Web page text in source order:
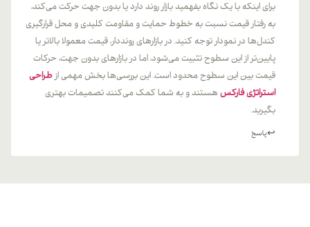
برای اینکه با یک نگاه بفهمید بازار روند دارد یا بدون جهت حرکت می‌کند،
به رفتار قیمت نسبت به خطوط حمایت و مقاومت کلیدی و محل قرارگیری
کندل‌ها در نمودار توجه کنید. در بازارهای رونددار، قیمت معمولا بالاتر یا
پایین‌تر از این سطوح تثبیت می‌شود، اما در بازارهای بدون جهت، حرکات
قیمت بین این سطوح محدود است. این بررسی‌ها بخش مهمی ازطراحی
استراتژی فارکس هستند و به شما کمک می‌کنند تصمیمات بهتری
بگیرید.
پاسخ